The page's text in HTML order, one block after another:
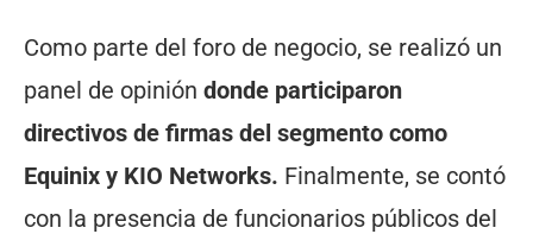
Como parte del foro de negocio, se realizó un
panel de opinión donde participaron
directivos de firmas del segmento como
Equinix y KIO Networks. Finalmente, se contó
con la presencia de funcionarios públicos del